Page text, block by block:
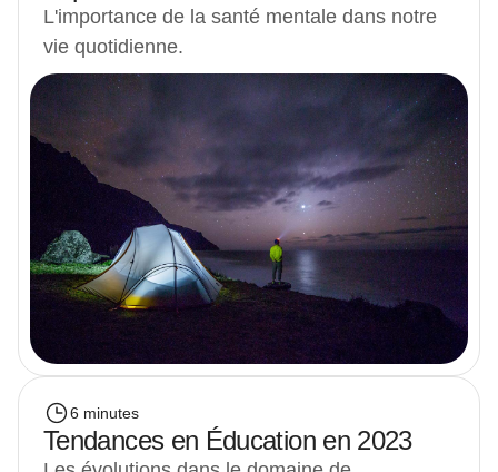
L'importance de la santé mentale dans notre
vie quotidienne.
6 minutes
Tendances en Éducation en 2023